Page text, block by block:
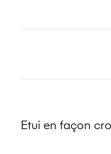
Etui en façon